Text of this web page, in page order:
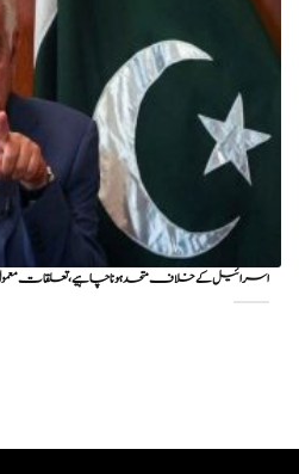
اسرائیل کے خلاف متحد ہونا چاہیے، تعلقات معمول